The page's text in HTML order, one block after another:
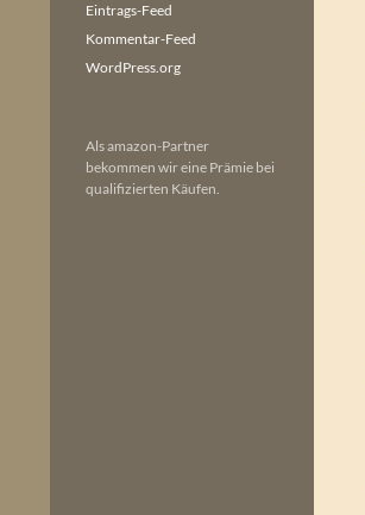
Eintrags-Feed
Kommentar-Feed
WordPress.org
Als amazon-Partner
bekommen wir eine Prämie bei
qualifizierten Käufen.